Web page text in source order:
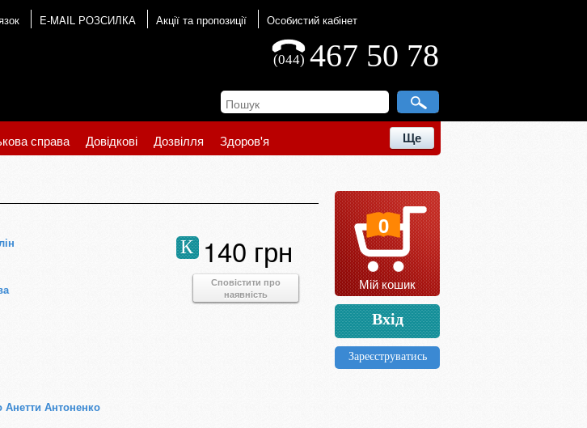
E-MAIL РОЗСИЛКА Акції та пропозиції Особистий кабінет
467 50 78
(044)
справа Довідкові Дозвілля Здоров'я Ще
Анетти Антоненко
140 грн
К
Сповістити про
наявність
0
Мій кошик
Вхід
Зареєструватись